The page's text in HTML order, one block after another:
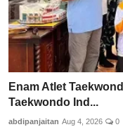
Enam Atlet
Taekwondo Ind...
abdipanjaitan Aug 4, 2026 0